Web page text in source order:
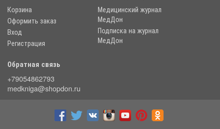
Корзина
Оформить заказ
Вход
Регистрация
Медицинский журнал
МедДон
Подписка на журнал
МедДон
Обратная связь
+79054862793
medkniga@shopdon.ru